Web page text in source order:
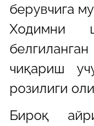
берувчига
Ходимни
чиқариш
розилиги
Бироқ